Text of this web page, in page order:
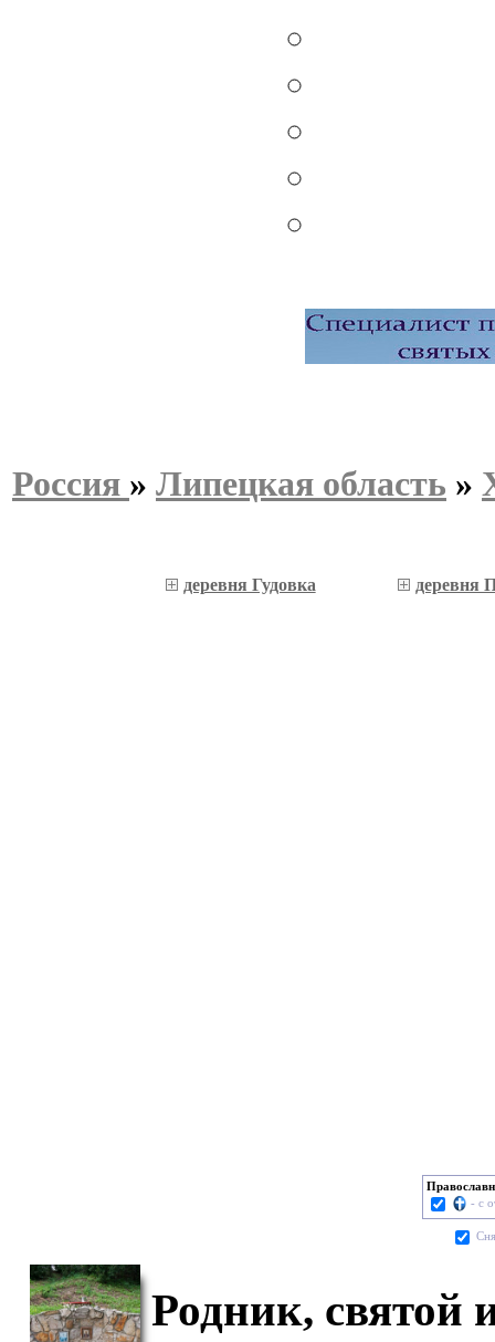
Россия » Липецкая область »
деревня Гудовка деревня
- с
Родник, святой